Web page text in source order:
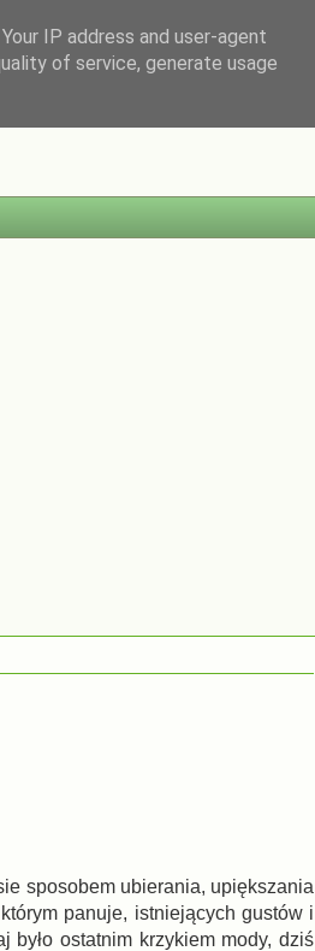
sposobem ubierania, upiększania
panuje, istniejących gustów i
było ostatnim krzykiem mody, dziś
IP address and user-agent
of service, generate usage